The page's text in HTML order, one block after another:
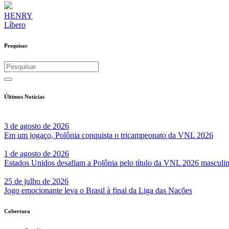
HENRY
Líbero
Pesquisar
Últimos Notícias
3 de agosto de 2026
Em um jogaço, Polônia conquista o tricampeonato da VNL 2026
1 de agosto de 2026
Estados Unidos desafiam a Polônia pelo título da VNL 2026
25 de julho de 2026
Jogo emocionante leva o Brasil à final da Liga das Nações
Cobertura